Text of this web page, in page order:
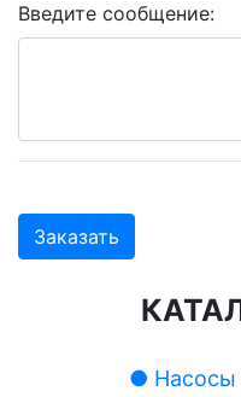
Введите сообщение:
Заказать
● Насосы